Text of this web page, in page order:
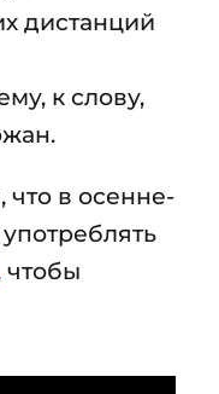
дистанций
к слову,
в осенне-
чтобы